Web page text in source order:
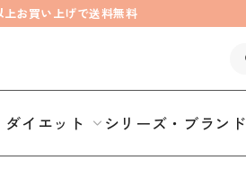
お買い上げで送料無料
イエット シリーズ・ブランド